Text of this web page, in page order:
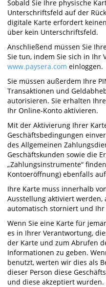
Sobald Sie Ihre physische
Unterschriftsfeld auf der
digitale Karte erfordert
über kein Unterschriftsfeld.
Anschließend müssen Sie
Sie tun, indem Sie sich in Ihr
www.paysera.com einloggen.
Sie müssen außerdem Ihre
Transaktionen und
autorisieren. Sie erhalten
Ihr Online-Konto aktivieren.
Mit der Aktivierung Ihrer
Geschäftsbedingungen
des Allgemeinen
Geschäftskunden sowie die
„Zahlungsinstrumente“
Kontoeröffnung) ebenfalls
Ihre Karte muss innerhalb
Ausstellung aktiviert werden,
automatisch storniert und Ihr
Wenn Sie eine Karte für
es in Ihrer Verantwortung,
der Karte und zum Abrufen
Informationen zu geben.
benutzt, werten wir dies als
dieser Person diese
und diese akzeptiert wurden.